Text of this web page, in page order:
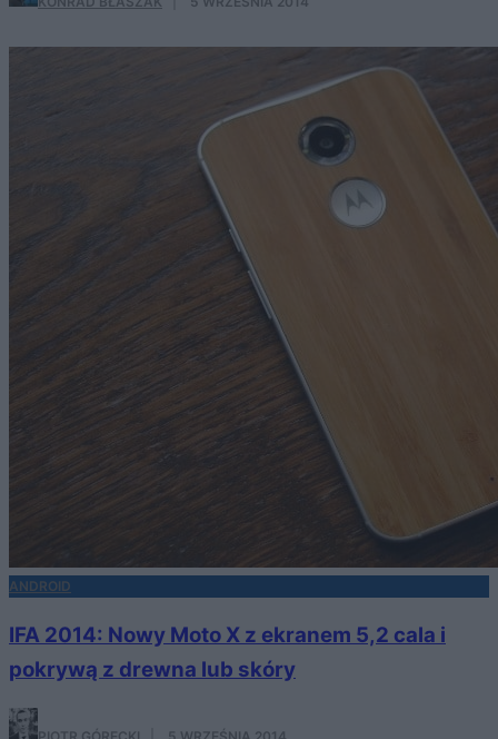
ANDROID
IFA 2014: Nowy Moto X z ekranem 5,2 cala i
pokrywą z drewna lub skóry